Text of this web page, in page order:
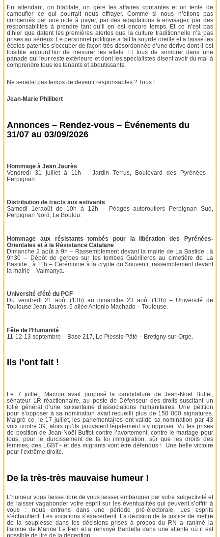
En attendant, on blablate, on gère les affaires courantes et on tente de
camoufler ce qui pourrait nous effrayer. Comme si nous n’étions pas
concernés par une note à payer, par des adaptations à envisager, par des
responsabilités à prendre tant qu’il en est encore temps. Et ce n’est pas
d’hier que datent les premières alertes que la culture traditionnelle n’a pas
prises au sérieux. Le personnel politique a fait la sourde oreille et a laissé les
écolos patentés s’occuper de façon très désordonnée d’une dérive dont il est
loisible aujourd’hui de mesurer les effets. Et tous de sombrer dans une
panade qui leur reste extérieure et dont les spécialistes disent avoir du mal à
comprendre tous les tenants et aboutissants.
Ne serait-il pas temps de devenir responsables ? Tous !
Jean-Marie Philibert
Annonces – Rendez-vous – Événements du
31/07 au 03/09/2026
Hommage à Jean Jaurès
Vendredi 31 juillet à 11h – Jardin Terrus, Boulevard des Pyrénées –
Perpignan.
Distribution de tracts aux estivants
Samedi 1eraoût de 10h à 12h – Péages autoroutiers Perpignan Sud,
Perpignan Nord, Le Boulou.
Hommage aux résistants tombés pour la libération des Pyrénées-
Orientales et à la Résistance Catalane
Dimanche 2 août à 9h – Rassemblement devant la mairie de La Bastide ; à
9h30 – Dépôt de gerbes sur les tombes Guérilleros au cimetière de La
Bastide ; à 11h – Cérémonie à la crypte du Souvenir, rassemblement devant
la mairie – Valmanya.
Université d’été du PCF
Du vendredi 21 août (13h) au dimanche 23 août (13h) – Université de
Toulouse Jean-Jaurès, 5 allée Antonio Machado – Toulouse.
Fête de l’Humanité
11-12-13 septembre – Base 217, Le Plessis-Pâté – Bretigny-sur-Orge.
Ils l’ont fait !
Le 7 juillet, Macron avait proposé la candidature de Jean-Noël Buffet,
sénateur LR réactionnaire, au poste de Défenseur des droits suscitant un
tollé général d’une soixantaine d’associations humanitaires. Une pétition
pour s’opposer à sa nomination avait recueilli plus de 150 000 signatures.
Malgré ce, le 17 juillet, les parlementaires ont validé sa nomination par 43
voix contre 39, alors qu’ils pouvaient légalement s’y opposer. Vu les prises
de position de Jean-Noël Buffet contre l’avortement, contre le mariage pour
tous, pour le durcissement de la loi immigration, sûr que les droits des
femmes, des LGBT+ et des migrants vont être défendus ! Une belle victoire
pour l’extrême droite.
De la très-très mauvaise humeur !
L’humeur vous laisse libre de vous laisser embarquer par votre subjectivité et
de laisser vagabonder votre esprit sur les éventualités qui peuvent s’offrir à
vous : nous entrons dans une période pré-électorale. Les esprits
s’échauffent. Les vocations s’exacerbent. La décision de la justice de mettre
de la souplesse dans les décisions prises à propos du RN a ranimé la
flamme de Marine Le Pen et a renvoyé Bardella dans une attente où il est
possible de lire de la déception.